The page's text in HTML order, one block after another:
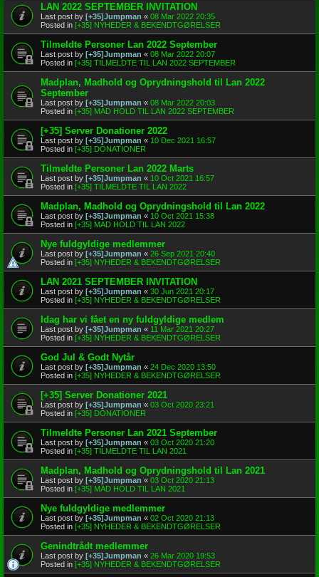
LAN 2022 SEPTEMBER INVITATION
Last post by [+35]Jumpman « 08 Mar 2022 20:35
Posted in [+35] NYHEDER & BEKENDTGØRELSER
Tilmeldte Personer Lan 2022 September
Last post by [+35]Jumpman « 08 Mar 2022 20:07
Posted in [+35] TILMELDTE TIL LAN 2022 SEPTEMBER
Madplan, Madhold og Oprydningshold til Lan 2022
September
Last post by [+35]Jumpman « 08 Mar 2022 20:03
Posted in [+35] MAD HOLD TIL LAN 2022 SEPTEMBER
[+35] Server Donationer 2022
Last post by [+35]Jumpman « 10 Dec 2021 16:57
Posted in [+35] DONATIONER
Tilmeldte Personer Lan 2022 Marts
Last post by [+35]Jumpman « 10 Oct 2021 16:57
Posted in [+35] TILMELDTE TIL LAN 2022
Madplan, Madhold og Oprydningshold til Lan 2022
Last post by [+35]Jumpman « 10 Oct 2021 15:38
Posted in [+35] MAD HOLD TIL LAN 2022
Nye fuldgyldige medlemmer
Last post by [+35]Jumpman « 26 Sep 2021 20:40
Posted in [+35] NYHEDER & BEKENDTGØRELSER
LAN 2021 SEPTEMBER INVITATION
Last post by [+35]Jumpman « 30 Jun 2021 20:17
Posted in [+35] NYHEDER & BEKENDTGØRELSER
Idag har vi fået en ny fuldgyldige medlem
Last post by [+35]Jumpman « 11 Mar 2021 20:27
Posted in [+35] NYHEDER & BEKENDTGØRELSER
God Jul & Godt Nytår
Last post by [+35]Jumpman « 24 Dec 2020 13:50
Posted in [+35] NYHEDER & BEKENDTGØRELSER
[+35] Server Donationer 2021
Last post by [+35]Jumpman « 03 Oct 2020 23:21
Posted in [+35] DONATIONER
Tilmeldte Personer Lan 2021 September
Last post by [+35]Jumpman « 03 Oct 2020 21:20
Posted in [+35] TILMELDTE TIL LAN 2021
Madplan, Madhold og Oprydningshold til Lan 2021
Last post by [+35]Jumpman « 03 Oct 2020 21:13
Posted in [+35] MAD HOLD TIL LAN 2021
Nye fuldgyldige medlemmer
Last post by [+35]Jumpman « 02 Oct 2020 21:13
Posted in [+35] NYHEDER & BEKENDTGØRELSER
Genindtrådt medlemmer
Last post by [+35]Jumpman « 26 Mar 2020 19:53
Posted in [+35] NYHEDER & BEKENDTGØRELSER